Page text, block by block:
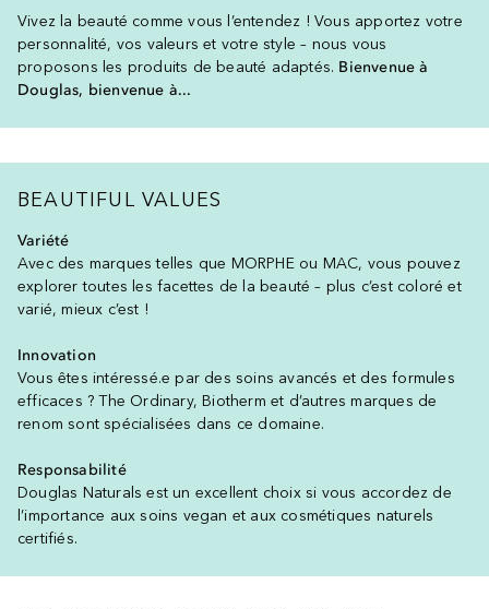
Vivez la beauté comme vous l’entendez ! Vous apportez votre
personnalité, vos valeurs et votre style – nous vous
proposons les produits de beauté adaptés. Bienvenue à
Douglas, bienvenue à...
BEAUTIFUL VALUES
Variété
Avec des marques telles que MORPHE ou MAC, vous pouvez
explorer toutes les facettes de la beauté – plus c’est coloré et
varié, mieux c’est !
Innovation
Vous êtes intéressé.e par des soins avancés et des formules
efficaces ? The Ordinary, Biotherm et d’autres marques de
renom sont spécialisées dans ce domaine.
Responsabilité
Douglas Naturals est un excellent choix si vous accordez de
l’importance aux soins vegan et aux cosmétiques naturels
certifiés.